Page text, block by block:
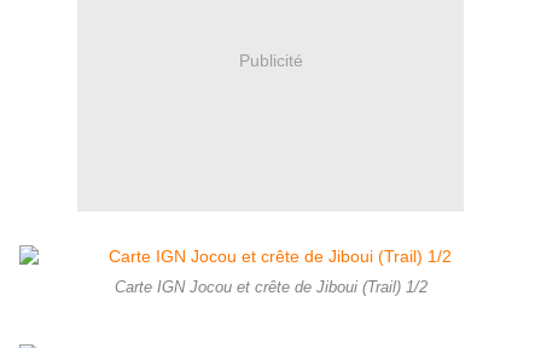
Publicité
Carte IGN Jocou et crête de Jiboui (Trail) 1/2